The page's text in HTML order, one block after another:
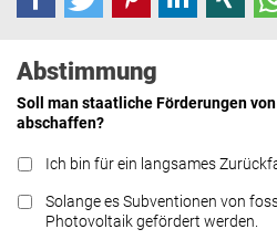
Abstimmung
Soll man staatliche Förderungen
abschaffen?
Ich bin für ein langsames
Solange es Subventionen von
Photovoltaik gefördert werden.